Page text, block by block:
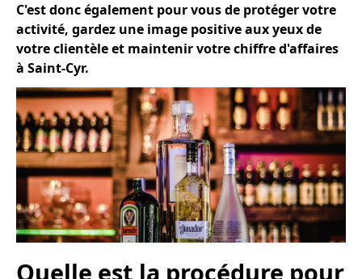
C'est donc également pour vous de protéger votre
activité, gardez une image positive aux yeux de
votre clientèle et maintenir votre chiffre d'affaires
à Saint-Cyr.
Quelle est la procédure pour